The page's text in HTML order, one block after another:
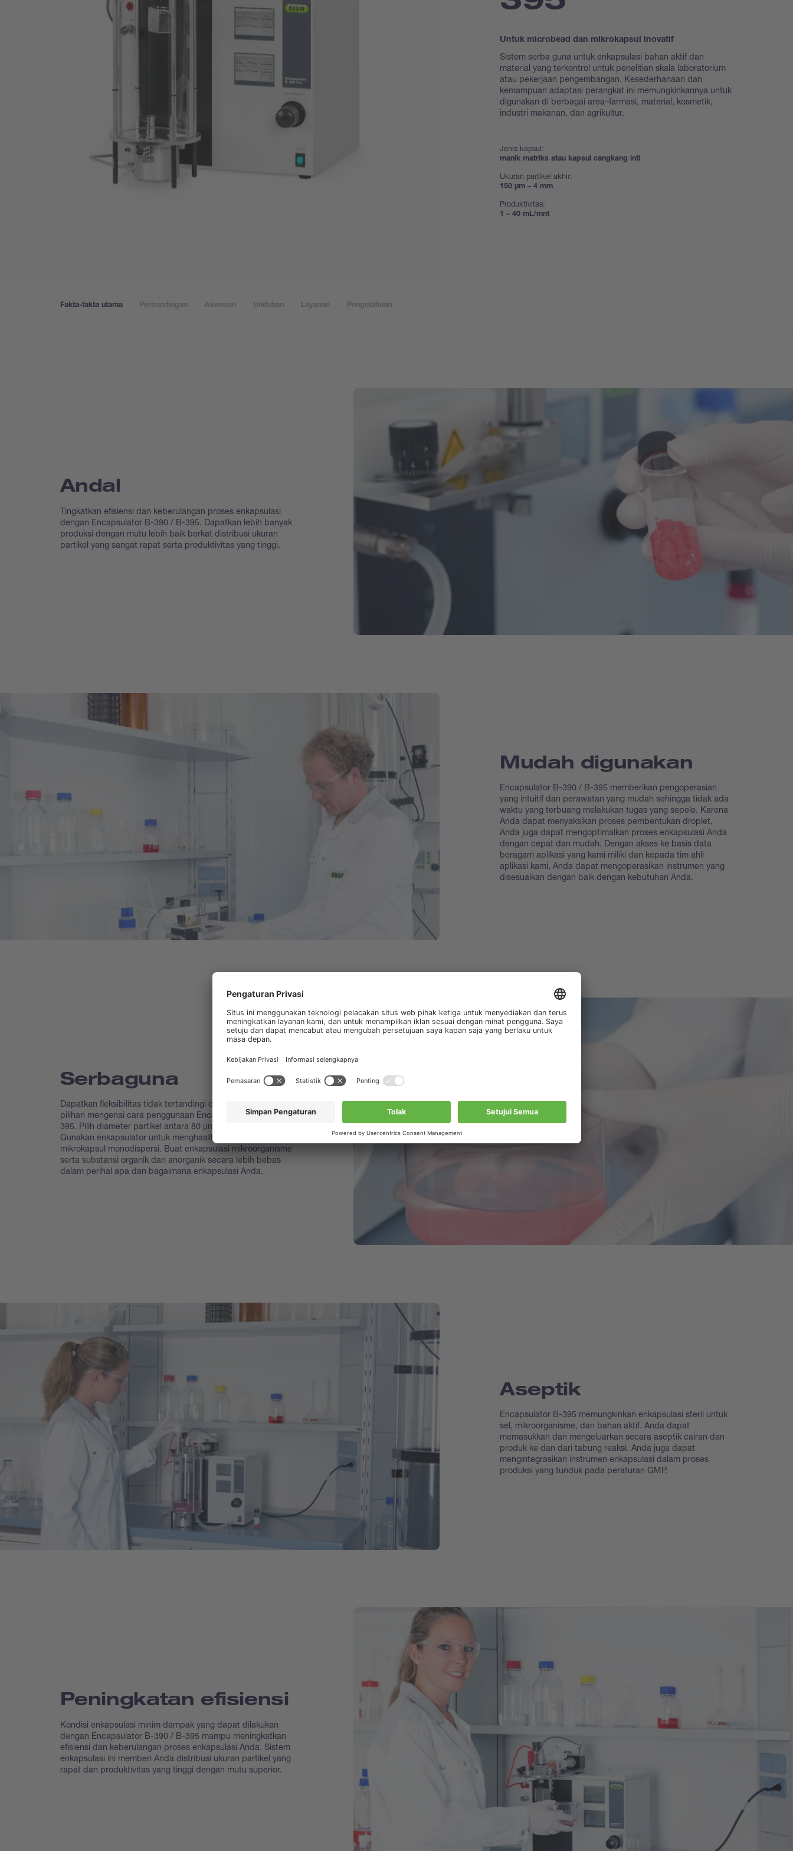
Untuk microbead dan mikrokapsul inovatif
Sistem serba guna untuk enkapsulasi bahan aktif dan
material yang terkontrol untuk penelitian skala laboratorium
atau pekerjaan pengembangan. Kesederhanaan dan
kemampuan adaptasi perangkat ini memungkinkannya untuk
digunakan di berbagai area–farmasi, material, kosmetik,
industri makanan, dan agrikultur.
Jenis kapsul:
manik matriks atau kapsul cangkang inti
Ukuran partikel akhir:
150 μm – 4 mm
Produktivitas:
1 – 40 mL/mnt
Fakta-fakta utama Perbandingan Aksesori Unduhan Layanan Pengetahuan
Andal
Tingkatkan efisiensi dan keberulangan proses enkapsulasi
dengan Encapsulator B-390 / B-395. Dapatkan lebih banyak
produksi dengan mutu lebih baik berkat distribusi ukuran
partikel yang sangat rapat serta produktivitas yang tinggi.
Mudah digunakan
Encapsulator B-390 / B-395 memberikan pengoperasian
yang intuitif dan perawatan yang mudah sehingga tidak ada
waktu yang terbuang melakukan tugas yang sepele. Karena
Anda dapat menyaksikan proses pembentukan droplet,
Anda juga dapat mengoptimalkan proses enkapsulasi Anda
dengan cepat dan mudah. Dengan akses ke basis data
beragam aplikasi yang kami miliki dan kepada tim ahli
aplikasi kami, Anda dapat mengoperasikan instrumen yang
disesuaikan dengan baik dengan kebutuhan Anda.
Serbaguna
Dapatkan fleksibilitas tidak tertandingi dengan beragam jenis
pilihan mengenai cara penggunaan Encapsulator B-390 / B-
395. Pilih diameter partikel antara 80 μm dan 2000 μm.
Gunakan enkapsulator untuk menghasilkan microbead dan
mikrokapsul monodispersi. Buat enkapsulasi mikroorganisme
serta substansi organik dan anorganik secara lebih bebas
dalam perihal apa dan bagaimana enkapsulasi Anda.
Aseptik
Encapsulator B-395 memungkinkan enkapsulasi steril untuk
sel, mikroorganisme, dan bahan aktif. Anda dapat
memasukkan dan mengeluarkan secara aseptik cairan dan
produk ke dan dari tabung reaksi. Anda juga dapat
mengintegrasikan instrumen enkapsulasi dalam proses
produksi yang tunduk pada peraturan GMP.
Peningkatan efisiensi
Kondisi enkapsulasi minim dampak yang dapat dilakukan
dengan Encapsulator B-390 / B-395 mampu meningkatkan
efisiensi dan keberulangan proses enkapsulasi Anda. Sistem
enkapsulasi ini memberi Anda distribusi ukuran partikel yang
rapat dan produktivitas yang tinggi dengan mutu superior.